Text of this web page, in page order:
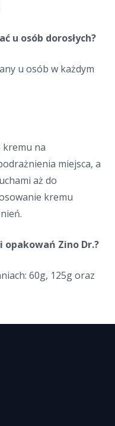
u osób dorosłych?
u osób w każdym
kremu na
miejsca, a
aż do
kremu
opakowań Zino Dr.?
60g, 125g oraz